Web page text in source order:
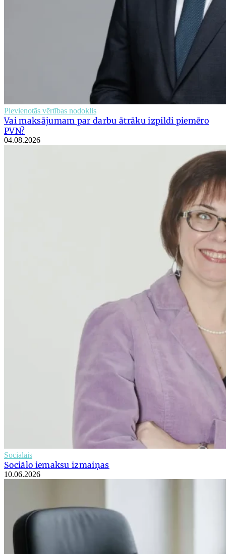
Pievienotās vērtības nodoklis
Vai maksājumam par darbu ātrāku izpildi piemēro
PVN?
04.08.2026
Sociālais
Sociālo iemaksu izmaiņas
10.06.2026